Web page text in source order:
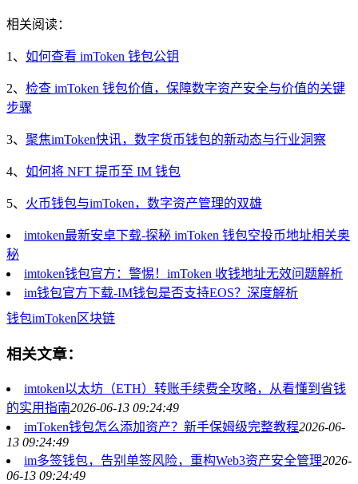
相关阅读：
1、 如何查看 imToken 钱包公钥
2、 检查 imToken 钱包价值，保障数字资产安全与价值的关键
步骤
3、 聚焦imToken快讯，数字货币钱包的新动态与行业洞察
4、 如何将 NFT 提币至 IM 钱包
5、 火币钱包与imToken，数字资产管理的双雄
imtoken最新安卓下载-探秘 imToken 钱包空投币地址相关奥
秘
imtoken钱包官方：警惕！imToken 收钱地址无效问题解析
im钱包官方下载-IM钱包是否支持EOS？深度解析
钱包imToken 区块链
相关文章：
imtoken以太坊（ETH）转账手续费全攻略，从看懂到省钱
的实用指南2026-06-13 09:24:49
imToken钱包怎么添加资产？新手保姆级完整教程2026-06-
13 09:24:49
im多签钱包，告别单签风险，重构Web3资产安全管理2026-
06-13 09:24:49